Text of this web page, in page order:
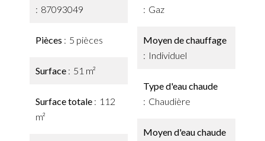
87093049
Pièces 5 pièces
Surface 51 m²
Surface totale
112
m²
Gaz
Moyen de chauffage
Individuel
Type d'eau chaude
Chaudière
Moyen d'eau chaude